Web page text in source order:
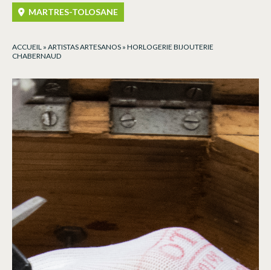
MARTRES-TOLOSANE
ACCUEIL » ARTISTAS ARTESANOS » HORLOGERIE BIJOUTERIE
CHABERNAUD